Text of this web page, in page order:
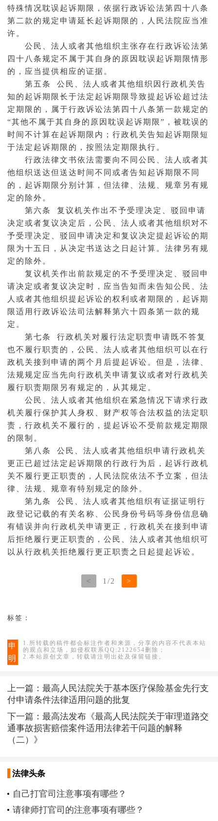
特殊情况耽误起诉期限，依据行政诉讼法第四十八条
第二款的规定申请延长起诉期限的，人民法院应当准
许。
公民、法人或者其他组织主张存在行政诉讼法第
四十八条规定不属于其自身的原因耽误起诉期限情形
的，应当提供相应的证据。
第五条 公民、法人或者其他组织因行政机关告
知的起诉期限长于法定起诉期限导致提起诉讼超过法
定期限的，属于行政诉讼法第四十八条第一款规定的
“其他不属于其自身的原因耽误起诉期限”，被耽误的
时间不计算在起诉期限内；行政机关告知起诉期限短
于法定起诉期限的，按照法定期限执行。
行政法律文书依法需要向不同公民、法人或者其
他组织送达但送达时间不同或者告知起诉期限不同
的，起诉期限分别计算，但法律、法规、规章另有规
定的除外。
第六条 复议机关作出不予受理决定、驳回申请
决定或者复议决定后，公民、法人或者其他组织对不
予受理决定、驳回申请决定和复议决定提起诉讼的期
限为十五日，从决定书送达之日起计算。法律另有规
定的除外。
复议机关作出前款规定的不予受理决定、驳回申
请决定或者复议决定时，应当告知而未告知公民、法
人或者其他组织提起诉讼的权利或者期限的，起诉期
限适用行政诉讼法司法解释第六十四条第一款的规
定。
第七条 行政机关对履行法定职责申请既不答复
也不履行职责的，公民、法人或者其他组织可以在行
政机关接到申请的两个月后提起诉讼。但是，法律、
法规规定应当先向行政机关申请复议或者对行政机关
履行职责期限另有规定的，从其规定。
公民、法人或者其他组织在紧急情况下请求行政
机关履行保护其人身权、财产权等合法权益的法定职
责，行政机关不履行的，提起诉讼不受前款规定期限
的限制。
第八条 公民、法人或者其他组织申请行政机关
更正已超过法定起诉期限的行政行为后，起诉行政机
关不履行更正职责的，人民法院依法不予立案，但法
律、法规、规章有特别规定的除外。
第九条 公民、法人或者其他组织有证据证明行
政登记记载的有关名称、公民身份号码等身份信息确
有错误并向行政机关申请更正，行政机关在接到申请
后拒绝履行更正职责的，公民、法人或者其他组织可
以从行政机关拒绝履行更正职责之日起提起诉讼。
< 1 /2 >
标签：
申
明
1.所转载的稿件都会标注作者和来源，分享的内容不代表本站
的观点和立场，如侵权联系QQ:2122654删除；
2.本站原创文章，转载请注明出处及保留链接。
上一篇：最高人民法院关于基本医疗保险基金先行支
付申请条件法律适用问题的批复
下一篇：最高法发布《最高人民法院关于审理道路交
通事故损害赔偿案件适用法律若干问题的解释
（二）》
法律头条
自己打官司注意事项有哪些？
请律师打官司的注意事项有哪些？